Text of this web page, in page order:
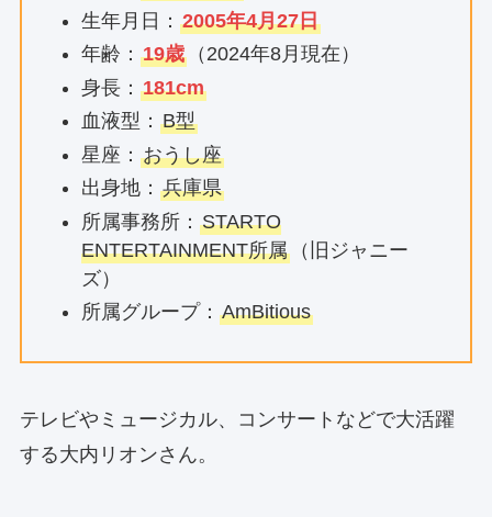
生年月日： 2005年4月27日
年齢： 19歳（2024年8月現在）
身長： 181cm
血液型： B型
星座： おうし座
出身地： 兵庫県
所属事務所： STARTO
ENTERTAINMENT所属（旧ジャニー
ズ）
所属グループ： AmBitious
テレビやミュージカル、コンサートなどで大活躍
する大内リオンさん。